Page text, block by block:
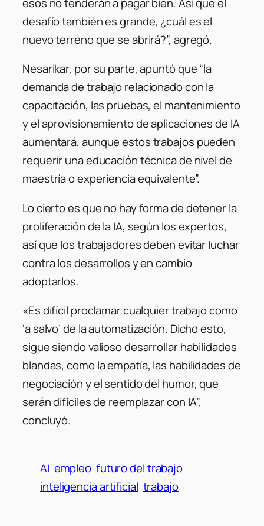
desafío también es grande, ¿cuál es el
nuevo terreno que se abrirá?”, agregó.
Nesarikar, por su parte, apuntó que “la
demanda de trabajo relacionado con la
capacitación, las pruebas, el mantenimiento
y el aprovisionamiento de aplicaciones de IA
aumentará, aunque estos trabajos pueden
requerir una educación técnica de nivel de
maestría o experiencia equivalente”.
Lo cierto es que no hay forma de detener la
proliferación de la IA, según los expertos,
así que los trabajadores deben evitar luchar
contra los desarrollos y en cambio
adoptarlos.
«Es difícil proclamar cualquier trabajo como
‘a salvo’ de la automatización. Dicho esto,
sigue siendo valioso desarrollar habilidades
blandas, como la empatía, las habilidades de
negociación y el sentido del humor, que
serán difíciles de reemplazar con IA”,
concluyó.
AI empleo futuro del trabajo
inteligencia artificial trabajo